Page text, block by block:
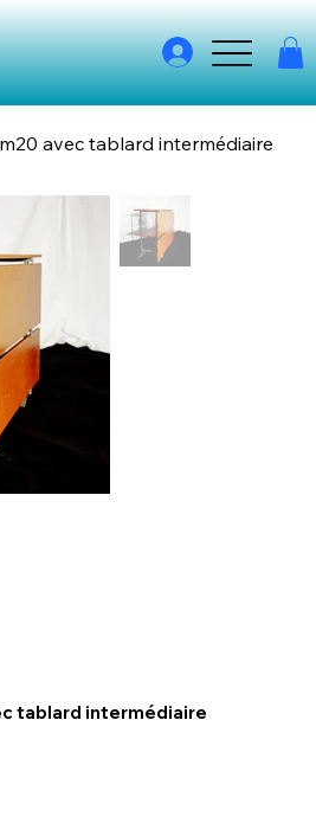
avec tablard intermédiaire
tablard intermédiaire